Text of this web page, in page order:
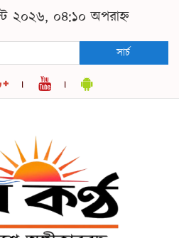
২০২৬, ০৪:১০ অপরাহ্ন
সার্চ